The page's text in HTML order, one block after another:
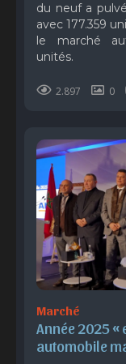
du neuf a
avec 177.359
le marché
unités.
2.897 0
Marché
Année 2025
automobile